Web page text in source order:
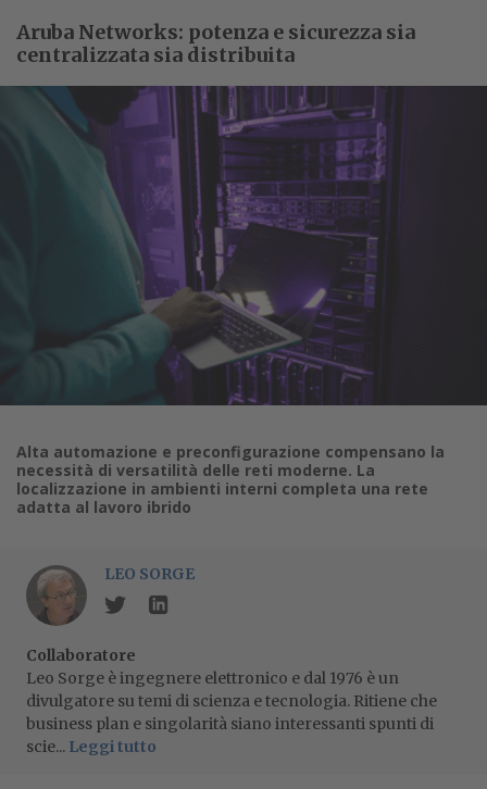
Aruba Networks: potenza e sicurezza sia
centralizzata sia distribuita
Alta automazione e preconfigurazione compensano la
necessità di versatilità delle reti moderne. La
localizzazione in ambienti interni completa una rete
adatta al lavoro ibrido
LEO SORGE
Collaboratore
Leo Sorge è ingegnere elettronico e dal 1976 è un
divulgatore su temi di scienza e tecnologia. Ritiene che
business plan e singolarità siano interessanti spunti di
scie... Leggi tutto